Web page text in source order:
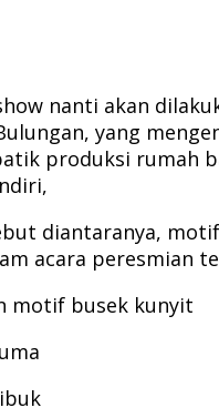
nanti akan
yang
produksi rumah
diantaranya,
acara peresmian
motif busek kunyit